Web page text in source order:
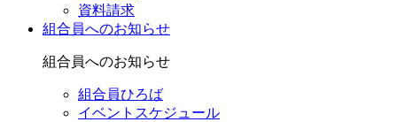
資料請求
組合員へのお知らせ
組合員へのお知らせ
組合員ひろば
イベントスケジュール